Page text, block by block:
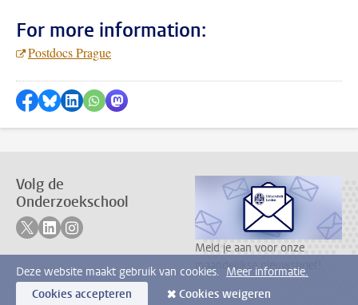
For more information:
Postdocs Prague
Delen op Facebook
Delen via Bluesky
Delen op LinkedIn
???shareWhatsApp???
Delen via Mastodon
Volg de
Onderzoekschool
Volg ons op twitter
Volg ons op linkedin
Volg ons op instagram
Meld je aan voor onze
maandelijkse nieuwsbrief!
Deze website maakt gebruik van cookies. Meer informatie.
Cookies accepteren
Cookies weigeren